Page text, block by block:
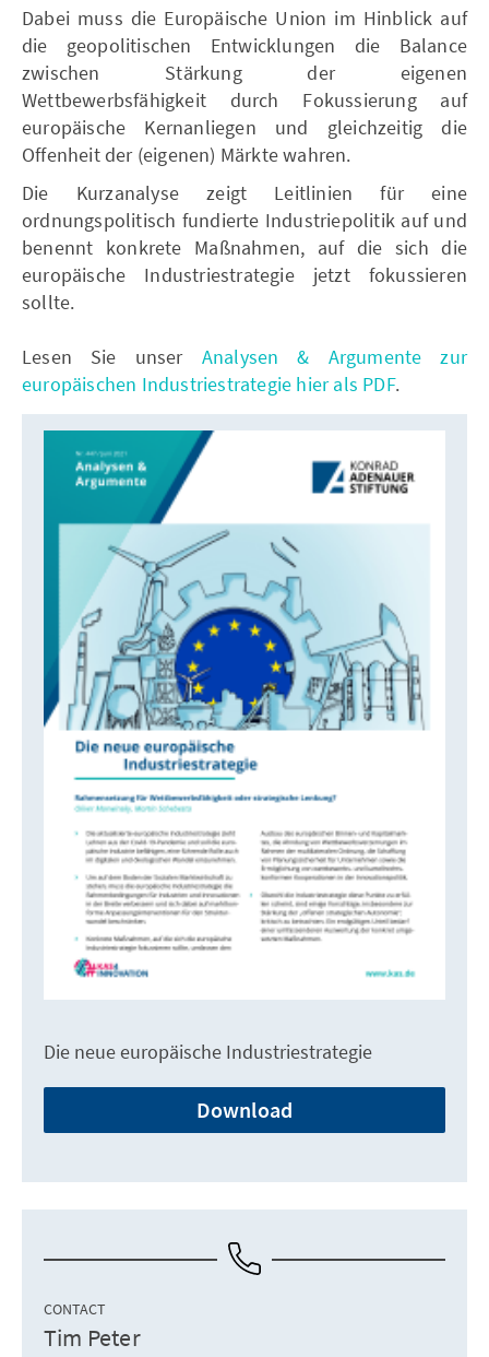
Dabei muss die Europäische Union im Hinblick auf
die geopolitischen Entwicklungen die Balance
zwischen Stärkung der eigenen
Wettbewerbsfähigkeit durch Fokussierung auf
europäische Kernanliegen und gleichzeitig die
Offenheit der (eigenen) Märkte wahren.
Die Kurzanalyse zeigt Leitlinien für eine
ordnungspolitisch fundierte Industriepolitik auf und
benennt konkrete Maßnahmen, auf die sich die
europäische Industriestrategie jetzt fokussieren
sollte.
Lesen Sie unser Analysen & Argumente zur
europäischen Industriestrategie hier als PDF.
Die neue europäische Industriestrategie
Download
CONTACT
Tim Peter